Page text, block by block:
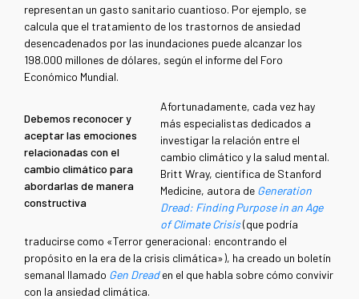
representan un gasto sanitario cuantioso. Por ejemplo, se
calcula que el tratamiento de los trastornos de ansiedad
desencadenados por las inundaciones puede alcanzar los
198.000 millones de dólares, según el informe del Foro
Económico Mundial.
Debemos reconocer y
aceptar las emociones
relacionadas con el
cambio climático para
abordarlas de manera
constructiva
Afortunadamente, cada vez hay
más especialistas dedicados a
investigar la relación entre el
cambio climático y la salud mental.
Britt Wray, científica de Stanford
Medicine, autora de Generation
Dread: Finding Purpose in an Age
of Climate Crisis(que podría
traducirse como «Terror generacional: encontrando el
propósito en la era de la crisis climática»), ha creado un boletín
semanal llamado Gen Dreaden el que habla sobre cómo convivir
con la ansiedad climática.